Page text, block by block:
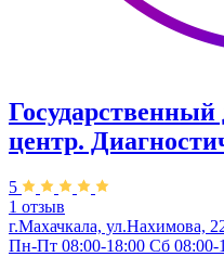
центр.
5
1 отзыв
г.Махачкала, ул.Нахимова,
Пн-Пт 08:00-18:00 Сб 08:00-